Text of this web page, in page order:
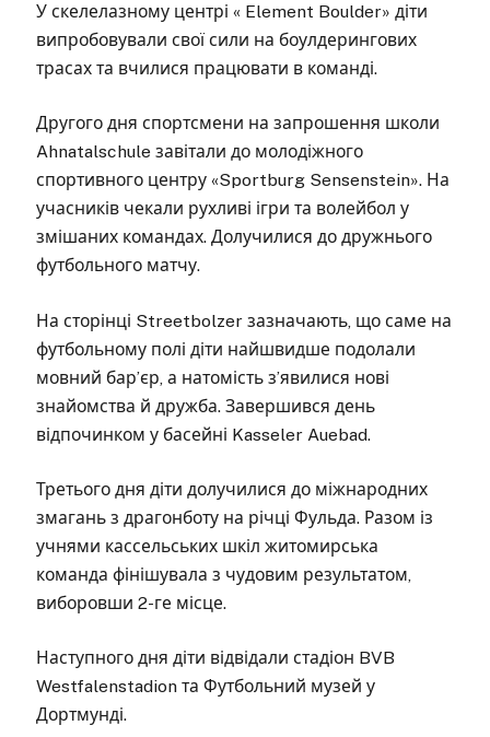
У скелелазному центрі « Element Boulder» діти
випробовували свої сили на боулдерингових
трасах та вчилися працювати в команді.
Другого дня спортсмени на запрошення школи
Ahnatalschule завітали до молодіжного
спортивного центру «Sportburg Sensenstein». На
учасників чекали рухливі ігри та волейбол у
змішаних командах. Долучилися до дружнього
футбольного матчу.
На сторінці Streetbolzer зазначають, що саме на
футбольному полі діти найшвидше подолали
мовний бар’єр, а натомість з’явилися нові
знайомства й дружба. Завершився день
відпочинком у басейні Kasseler Auebad.
Третього дня діти долучилися до міжнародних
змагань з драгонботу на річці Фульда. Разом із
учнями кассельських шкіл житомирська
команда фінішувала з чудовим результатом,
виборовши 2-ге місце.
Наступного дня діти відвідали стадіон BVB
Westfalenstadion та Футбольний музей у
Дортмунді.